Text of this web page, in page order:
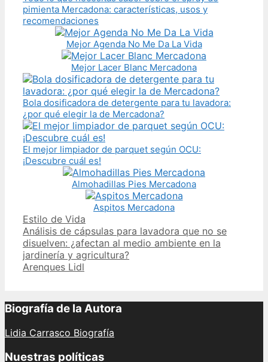
pimienta Mercadona: características, usos y
recomendaciones
Mejor Agenda No Me Da La Vida
Mejor Lacer Blanc Mercadona
Bola dosificadora de detergente para tu lavadora:
¿por qué elegir la de Mercadona?
El mejor limpiador de parquet según OCU:
¡Descubre cuál es!
Almohadillas Pies Mercadona
Aspitos Mercadona
Categories
Estilo de Vida
Post
navigation
Análisis de cápsulas para lavadora que no se
disuelven: ¿afectan al medio ambiente en la
jardinería y agricultura?
Arenques Lidl
Biografía de la Autora
Lidia Carrasco Biografía
Nuestras políticas